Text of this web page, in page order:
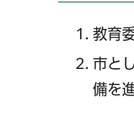
教育
市と
備を